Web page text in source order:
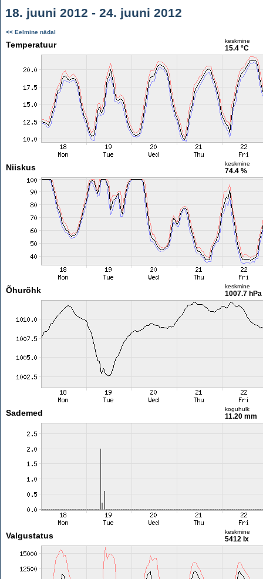
18. juuni 2012 - 24. juuni 2012
<< Eelmine nädal
Temperatuur keskmine
15.4 °C
Niiskus keskmine
74.4 %
Õhurõhk keskmine
1007.7 hPa
Sademed koguhulk
11.20 mm
Valgustatus keskmine
5412 lx